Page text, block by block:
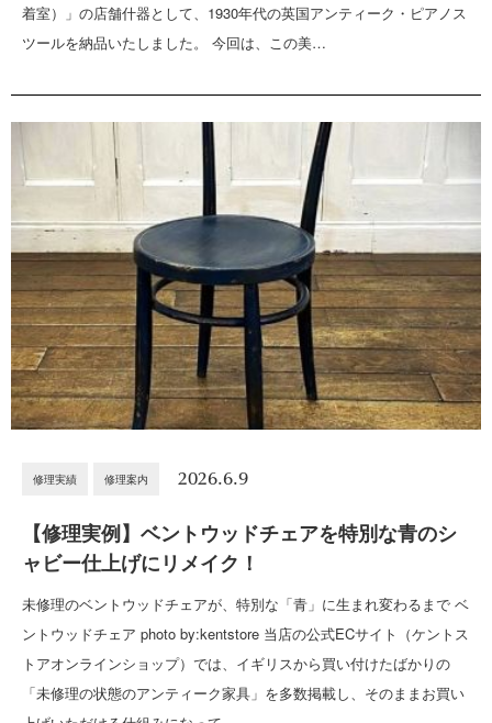
着室）」の店舗什器として、1930年代の英国アンティーク・ピアノス
ツールを納品いたしました。 今回は、この美…
修理実績 修理案内 2026.6.9
【修理実例】ベントウッドチェアを特別な青のシ
ャビー仕上げにリメイク！
未修理のベントウッドチェアが、特別な「青」に生まれ変わるまで ベ
ントウッドチェア photo by:kentstore 当店の公式ECサイト（ケントス
トアオンラインショップ）では、イギリスから買い付けたばかりの
「未修理の状態のアンティーク家具」を多数掲載し、そのままお買い